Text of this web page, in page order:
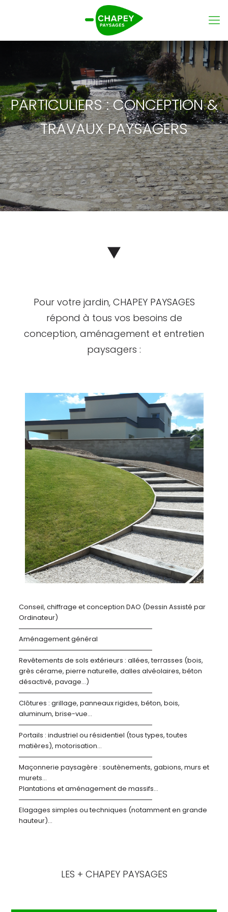
PARTICULIERS : CONCEPTION &
TRAVAUX PAYSAGERS
Pour votre jardin, CHAPEY PAYSAGES
répond à tous vos besoins de
conception, aménagement et entretien
paysagers :
Conseil, chiffrage et conception DAO (Dessin Assisté par
Ordinateur)
Aménagement général
Revêtements de sols extérieurs : allées, terrasses (bois,
grès cérame, pierre naturelle, dalles alvéolaires, béton
désactivé, pavage…)
Clôtures : grillage, panneaux rigides, béton, bois,
aluminum, brise-vue…
Portails : industriel ou résidentiel (tous types, toutes
matières), motorisation…
Maçonnerie paysagère : soutènements, gabions, murs et
murets…
Plantations et aménagement de massifs…
Elagages simples ou techniques (notamment en grande
hauteur)…
LES + CHAPEY PAYSAGES